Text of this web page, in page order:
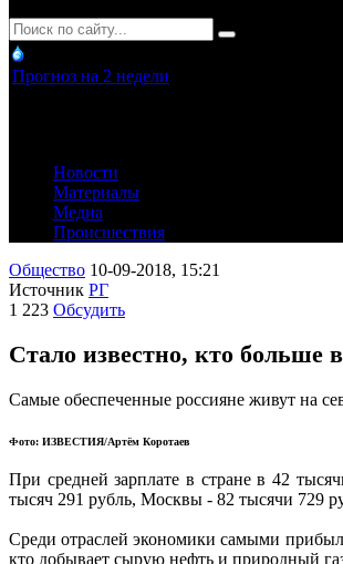
Прогноз на 2 недели
Новости
Материалы
Медиа
Происшествия
Общество 10-09-2018, 15:21
Источник РГ
1 223 Обсудить
Стало известно, кто больше
Самые обеспеченные россияне живут на
Фото: ИЗВЕСТИЯ/Артём Коротаев
При средней зарплате в стране в 42
тысяч 291 рубль, Москвы - 82 тысячи 729
Среди отраслей экономики самыми
кто добывает сырую нефть и природный